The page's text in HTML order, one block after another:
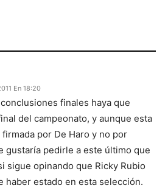
En 18:20
finales haya que
del campeonato, y aunque esta
por De Haro y no por
gustaría pedirle a este último que
sigue opinando que Ricky Rubio
haber estado en esta selección.